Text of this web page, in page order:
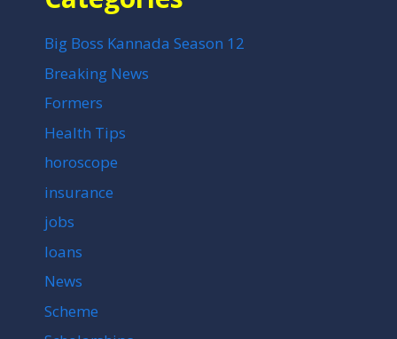
Big Boss Kannada Season 12
Breaking News
Formers
Health Tips
horoscope
insurance
jobs
loans
News
Scheme